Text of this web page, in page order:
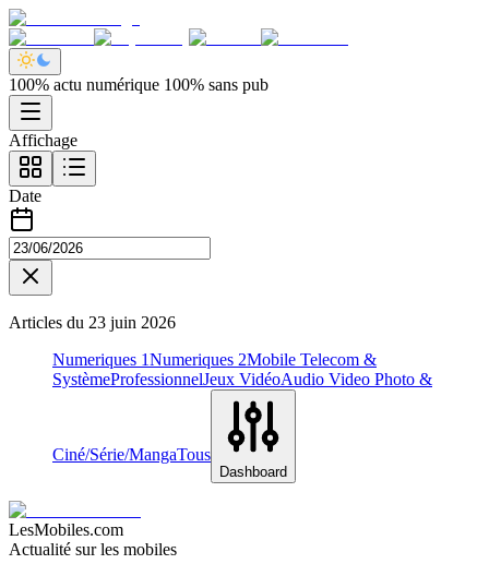
100% actu numérique 100% sans pub
Affichage
Date
Articles du 23 juin 2026
Numeriques 1Numeriques 2Mobile Telecom &
SystèmeProfessionnelJeux VidéoAudio Video Photo &
Ciné/Série/MangaTous
Dashboard
LesMobiles.com
Actualité sur les mobiles